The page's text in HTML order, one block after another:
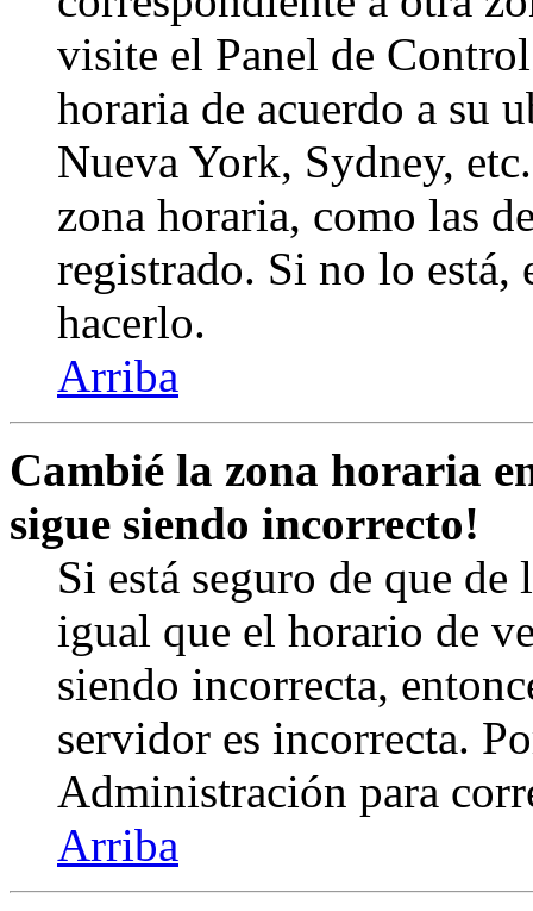
visite el Panel de
horaria de acuerdo a su
Nueva York, Sydney,
zona horaria, como las
registrado. Si no lo está,
hacerlo.
Arriba
Cambié la zona horaria
sigue siendo incorrecto!
Si está seguro de que
igual que el horario de
siendo incorrecta,
servidor es incorrecta.
Administración para
Arriba